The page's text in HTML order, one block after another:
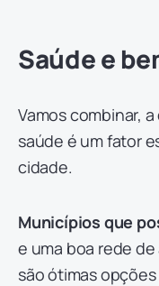
Saúde e
Vamos combinar,
saúde é um fator
cidade.
Municípios que
e uma boa rede
são ótimas opções